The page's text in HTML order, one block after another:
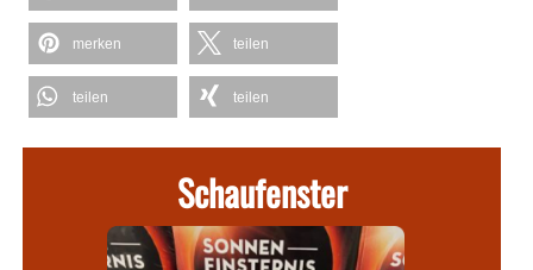
merken teilen
teilen teilen
Schaufenster